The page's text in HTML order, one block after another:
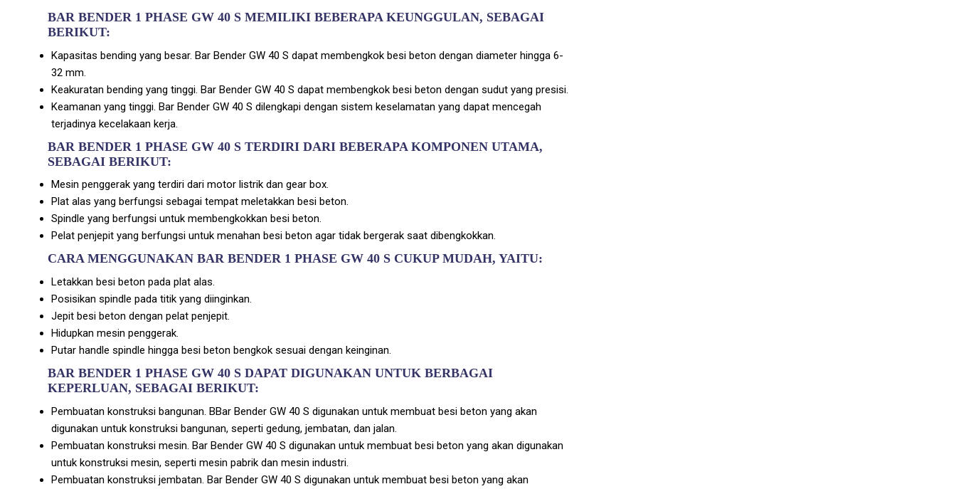
BAR BENDER 1 PHASE GW 40 S MEMILIKI BEBERAPA KEUNGGULAN, SEBAGAI
BERIKUT:
Kapasitas bending yang besar. Bar Bender GW 40 S dapat membengkok besi beton dengan diameter hingga 6-
32 mm.
Keakuratan bending yang tinggi. Bar Bender GW 40 S dapat membengkok besi beton dengan sudut yang presisi.
Keamanan yang tinggi. Bar Bender GW 40 S dilengkapi dengan sistem keselamatan yang dapat mencegah
terjadinya kecelakaan kerja.
BAR BENDER 1 PHASE GW 40 S TERDIRI DARI BEBERAPA KOMPONEN UTAMA,
SEBAGAI BERIKUT:
Mesin penggerak yang terdiri dari motor listrik dan gear box.
Plat alas yang berfungsi sebagai tempat meletakkan besi beton.
Spindle yang berfungsi untuk membengkokkan besi beton.
Pelat penjepit yang berfungsi untuk menahan besi beton agar tidak bergerak saat dibengkokkan.
CARA MENGGUNAKAN BAR BENDER 1 PHASE GW 40 S CUKUP MUDAH, YAITU:
Letakkan besi beton pada plat alas.
Posisikan spindle pada titik yang diinginkan.
Jepit besi beton dengan pelat penjepit.
Hidupkan mesin penggerak.
Putar handle spindle hingga besi beton bengkok sesuai dengan keinginan.
BAR BENDER 1 PHASE GW 40 S DAPAT DIGUNAKAN UNTUK BERBAGAI
KEPERLUAN, SEBAGAI BERIKUT:
Pembuatan konstruksi bangunan. BBar Bender GW 40 S digunakan untuk membuat besi beton yang akan
digunakan untuk konstruksi bangunan, seperti gedung, jembatan, dan jalan.
Pembuatan konstruksi mesin. Bar Bender GW 40 S digunakan untuk membuat besi beton yang akan digunakan
untuk konstruksi mesin, seperti mesin pabrik dan mesin industri.
Pembuatan konstruksi jembatan. Bar Bender GW 40 S digunakan untuk membuat besi beton yang akan